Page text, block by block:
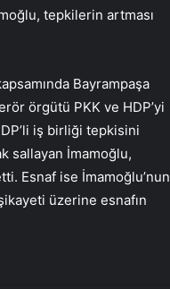
tepkilerin artması
Bayrampaşa
örgütü PKK ve HDP’yi
iş birliği tepkisini
sallayan İmamoğlu,
Esnaf ise İmamoğlu’nun
üzerine esnafın